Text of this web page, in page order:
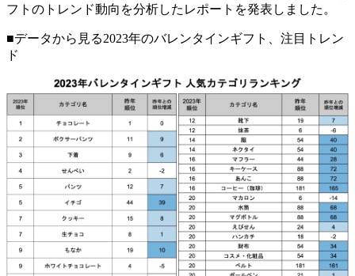
フトのトレンド動向を分析したレポートを発表しました。
■データから見る2023年のバレンタインギフト、注目トレン
ド